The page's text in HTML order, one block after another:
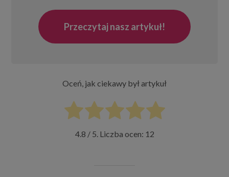
Przeczytaj nasz artykuł!
Oceń, jak ciekawy był artykuł
4.8 / 5. Liczba ocen: 12